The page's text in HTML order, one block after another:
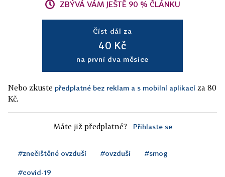
ZBÝVÁ VÁM JEŠTĚ 90 % ČLÁNKU
Číst dál za
40 Kč
na první dva měsíce
Nebo zkuste předplatné bez reklam a s mobilní aplikací za 80
Kč.
Máte již předplatné? Přihlaste se
#znečištěné ovzduší #ovzduší #smog
#covid-19